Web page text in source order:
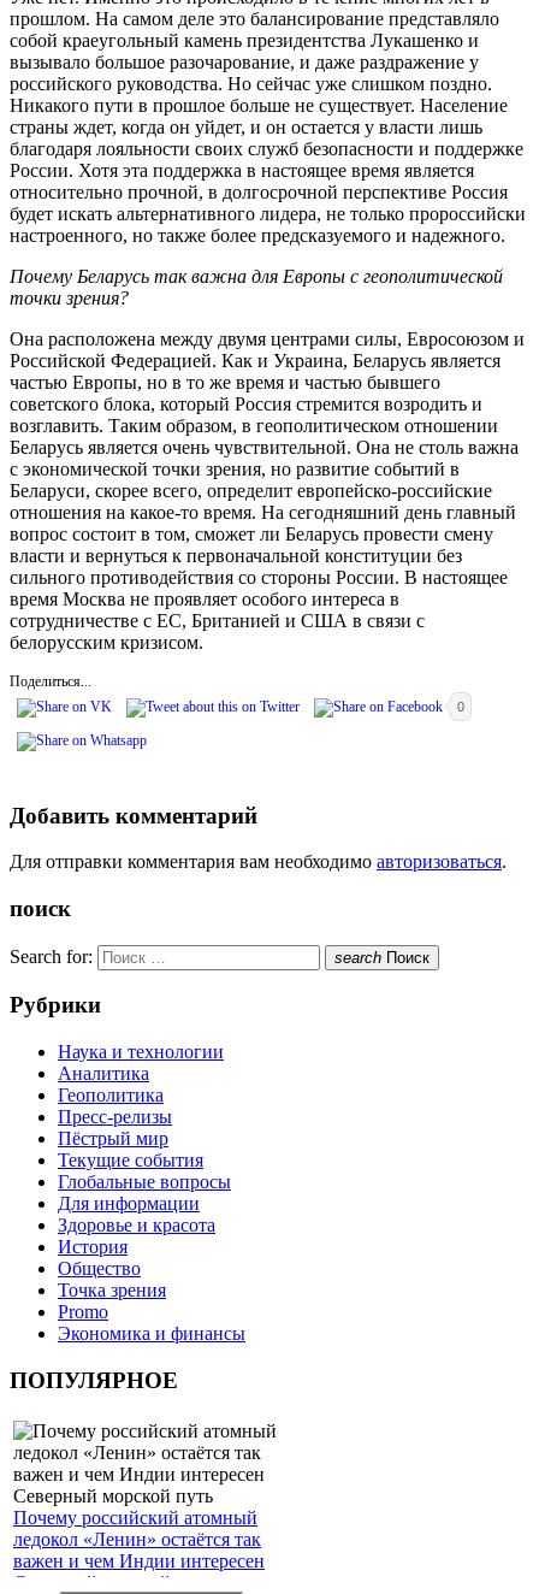
прошлом. На самом деле это балансирование представляло
собой краеугольный камень президентства Лукашенко и
вызывало большое разочарование, и даже раздражение у
российского руководства. Но сейчас уже слишком поздно.
Никакого пути в прошлое больше не существует. Население
страны ждет, когда он уйдет, и он остается у власти лишь
благодаря лояльности своих служб безопасности и поддержке
России. Хотя эта поддержка в настоящее время является
относительно прочной, в долгосрочной перспективе Россия
будет искать альтернативного лидера, не только пророссийски
настроенного, но также более предсказуемого и надежного.
Почему Беларусь так важна для Европы с геополитической
точки зрения?
Она расположена между двумя центрами силы, Евросоюзом и
Российской Федерацией. Как и Украина, Беларусь является
частью Европы, но в то же время и частью бывшего
советского блока, который Россия стремится возродить и
возглавить. Таким образом, в геополитическом отношении
Беларусь является очень чувствительной. Она не столь важна
с экономической точки зрения, но развитие событий в
Беларуси, скорее всего, определит европейско-российские
отношения на какое-то время. На сегодняшний день главный
вопрос состоит в том, сможет ли Беларусь провести смену
власти и вернуться к первоначальной конституции без
сильного противодействия со стороны России. В настоящее
время Москва не проявляет особого интереса в
сотрудничестве с ЕС, Британией и США в связи с
белорусским кризисом.
Поделиться...
0
Добавить комментарий
Для отправки комментария вам необходимо авторизоваться.
поиск
Search for: search Поиск
Рубрики
Наука и технологии
Аналитика
Геополитика
Пресс-релизы
Пёстрый мир
Текущие события
Глобальные вопросы
Для информации
Здоровье и красота
История
Общество
Точка зрения
Promo
Экономика и финансы
ПОПУЛЯРНОЕ
Почему российский атомный
ледокол «Ленин» остаётся так
важен и чем Индии интересен
Северный морской путь